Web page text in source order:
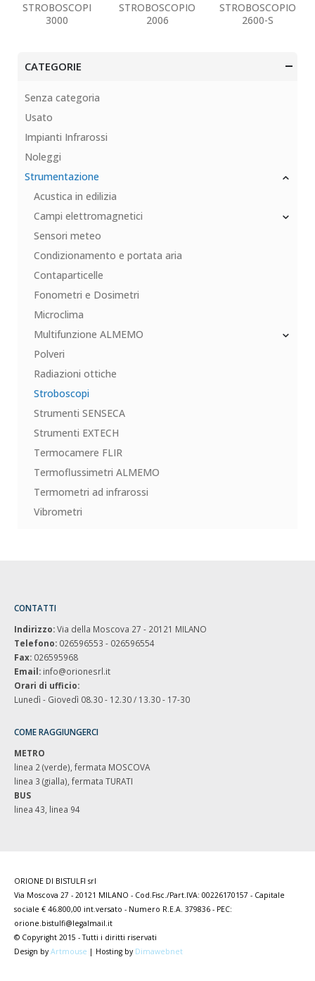
STROBOSCOPI
3000
STROBOSCOPIO
2006
STROBOSCOPIO
2600-S
CATEGORIE
Senza categoria
Usato
Impianti Infrarossi
Noleggi
Strumentazione
Acustica in edilizia
Campi elettromagnetici
Sensori meteo
Condizionamento e portata aria
Contaparticelle
Fonometri e Dosimetri
Microclima
Multifunzione ALMEMO
Polveri
Radiazioni ottiche
Stroboscopi
Strumenti SENSECA
Strumenti EXTECH
Termocamere FLIR
Termoflussimetri ALMEMO
Termometri ad infrarossi
Vibrometri
CONTATTI
Indirizzo:Via della Moscova 27 - 20121 MILANO
Telefono: 026596553 - 026596554
Fax: 026595968
Email: info@orionesrl.it
Orari di ufficio:
Lunedì - Giovedì 08.30 - 12.30 / 13.30 - 17-30
COME RAGGIUNGERCI
METRO
linea 2 (verde), fermata MOSCOVA
linea 3 (gialla), fermata TURATI
BUS
linea 43, linea 94
ORIONE DI BISTULFI srl
Via Moscova 27 - 20121 MILANO - Cod.Fisc./Part.IVA: 00226170157 - Capitale
sociale € 46.800,00 int.versato - Numero R.E.A. 379836 - PEC:
orione.bistulfi@legalmail.it
© Copyright 2015 - Tutti i diritti riservati
Design byArtmouse | Hosting by Dimawebnet